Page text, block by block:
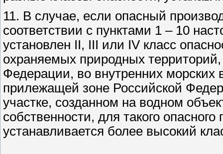
11. В случае, если опасный
соответствии с пунктами 1 – 10
установлен II, III или IV класс
охраняемых природных
Федерации, во внутренних
прилежащей зоне Российской
участке, созданном на водном
собственности, для такого
устанавливается более высокий